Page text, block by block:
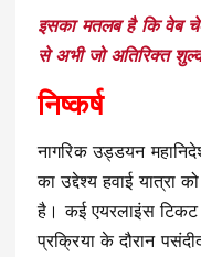
इसका मतलब है कि वेब
से अभी जो अतिरिक्त
निष्कर्ष
नागरिक उड्डयन
का उद्देश्य हवाई यात्रा
है। कई एयरलाइंस
प्रक्रिया के दौरान